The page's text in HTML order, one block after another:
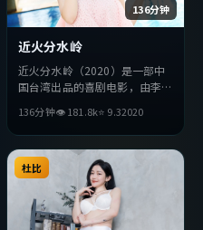
136分钟
近火分水岭
近火分水岭（2020）是一部中
国台湾出品的喜剧电影，由李沧
等主演。影片在叙事与视听上力
求突破，探讨人性与抉择，节奏
张弛有度，适合喜欢该类型的观
众完整观看。
136分钟👁181.8k⭐ 9.32020
杜比